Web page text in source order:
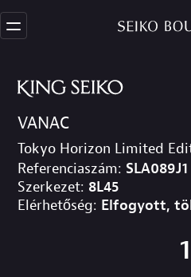
VANAC
Tokyo Horizon Limited
Referenciaszám: SLA089J1
Szerkezet: 8L45
Elérhetőség: Elfogyott,